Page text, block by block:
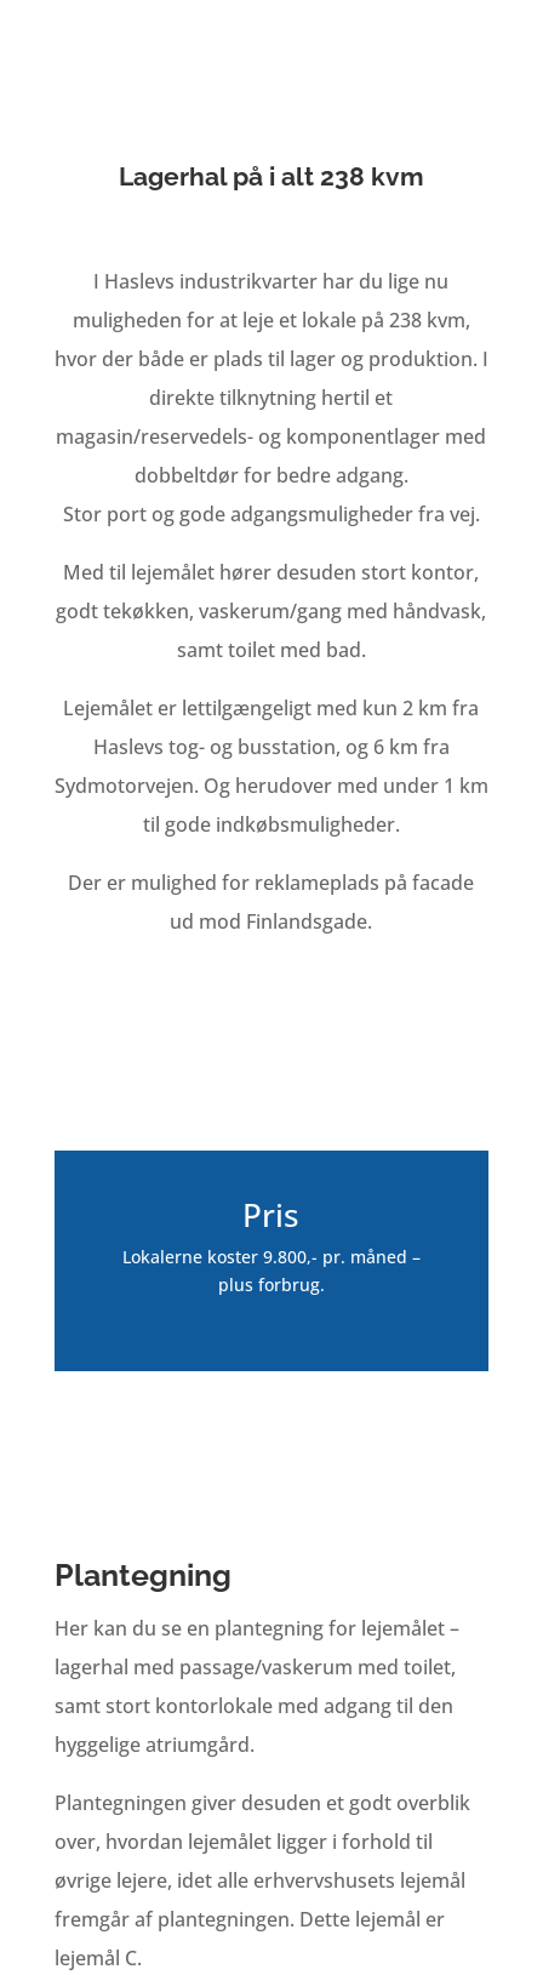
Lagerhal på i alt 238 kvm
I Haslevs industrikvarter har du lige nu
muligheden for at leje et lokale på 238 kvm,
hvor der både er plads til lager og produktion. I
direkte tilknytning hertil et
magasin/reservedels- og komponentlager med
dobbeltdør for bedre adgang.
Stor port og gode adgangsmuligheder fra vej.
Med til lejemålet hører desuden stort kontor,
godt tekøkken, vaskerum/gang med håndvask,
samt toilet med bad.
Lejemålet er lettilgængeligt med kun 2 km fra
Haslevs tog- og busstation, og 6 km fra
Sydmotorvejen. Og herudover med under 1 km
til gode indkøbsmuligheder.
Der er mulighed for reklameplads på facade
ud mod Finlandsgade.
Pris
Lokalerne koster 9.800,- pr. måned –
plus forbrug.
Plantegning
Her kan du se en plantegning for lejemålet –
lagerhal med passage/vaskerum med toilet,
samt stort kontorlokale med adgang til den
hyggelige atriumgård.
Plantegningen giver desuden et godt overblik
over, hvordan lejemålet ligger i forhold til
øvrige lejere, idet alle erhvervshusets lejemål
fremgår af plantegningen. Dette lejemål er
lejemål C.